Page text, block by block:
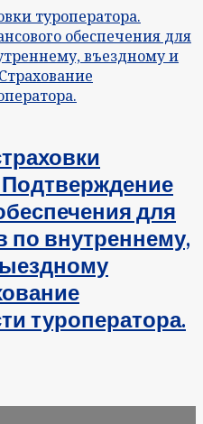
для
по внутреннему,
туроператора.